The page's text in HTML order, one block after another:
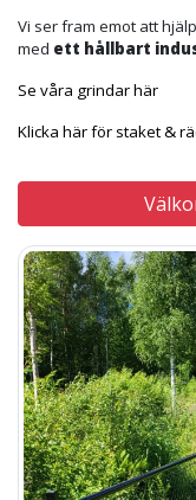
Vi ser fram emot att
med ett hållbart
Se våra grindar här
Klicka här för staket &